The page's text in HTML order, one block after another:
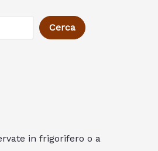
Cerca
in frigorifero o a